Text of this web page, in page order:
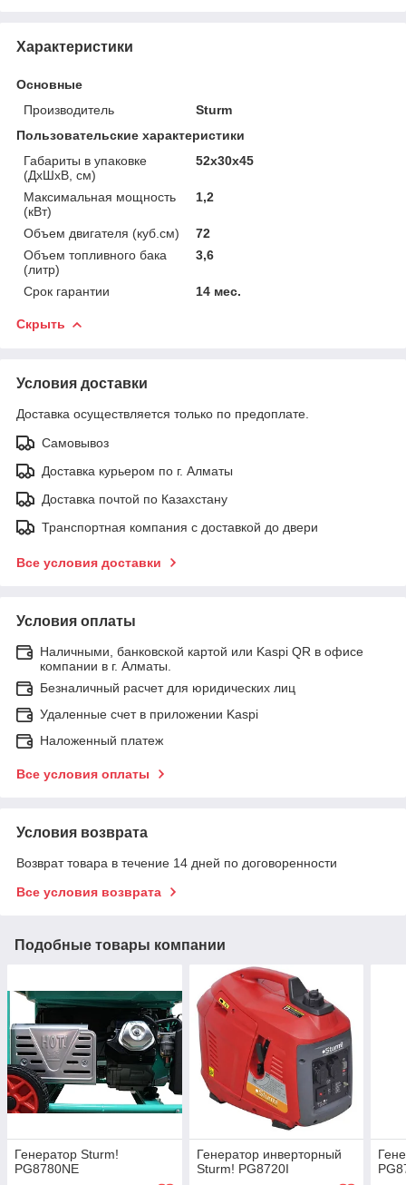
Характеристики
Основные
Производитель
Sturm
Пользовательские характеристики
Габариты в упаковке
(ДхШхВ, см)
52x30x45
Максимальная мощность
(кВт)
1,2
Объем двигателя (куб.см)
72
Объем топливного бака
(литр)
3,6
Срок гарантии 14 мес.
Скрыть
Условия доставки
Доставка осуществляется только по предоплате.
Самовывоз
Доставка курьером по г. Алматы
Доставка почтой по Казахстану
Транспортная компания с доставкой до двери
Все условия доставки
Условия оплаты
Наличными, банковской картой или Kaspi QR в офисе
компании в г. Алматы.
Безналичный расчет для юридических лиц
Удаленные счет в приложении Kaspi
Наложенный платеж
Все условия оплаты
Условия возврата
Возврат товара в течение 14 дней по договоренности
Все условия возврата
Подобные товары компании
Генератор Sturm!
PG8780NE
Генератор инверторный
Sturm! PG8720I